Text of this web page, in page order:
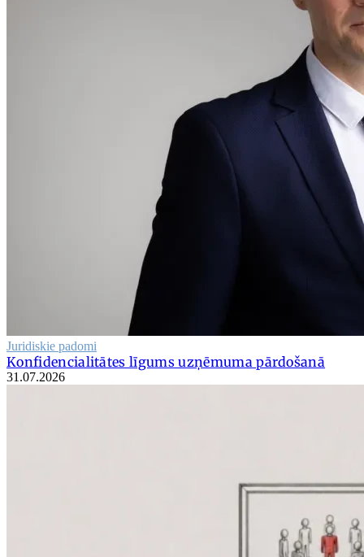
Juridiskie padomi
Konfidencialitātes līgums uzņēmuma pārdošanā
31.07.2026